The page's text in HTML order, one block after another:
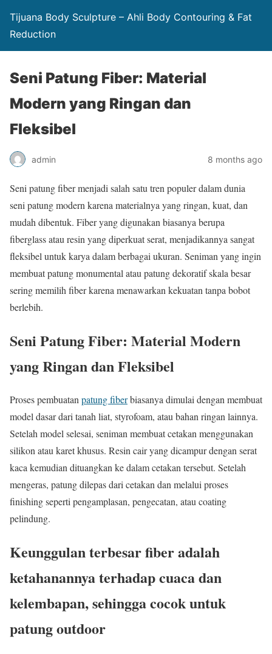
Tijuana Body Sculpture – Ahli Body Contouring & Fat
Reduction
Seni Patung Fiber: Material
Modern yang Ringan dan
Fleksibel
admin 8 months ago
Seni patung fiber menjadi salah satu tren populer dalam dunia
seni patung modern karena materialnya yang ringan, kuat, dan
mudah dibentuk. Fiber yang digunakan biasanya berupa
fiberglass atau resin yang diperkuat serat, menjadikannya sangat
fleksibel untuk karya dalam berbagai ukuran. Seniman yang ingin
membuat patung monumental atau patung dekoratif skala besar
sering memilih fiber karena menawarkan kekuatan tanpa bobot
berlebih.
Seni Patung Fiber: Material Modern
yang Ringan dan Fleksibel
Proses pembuatan patung fiberbiasanya dimulai dengan membuat
model dasar dari tanah liat, styrofoam, atau bahan ringan lainnya.
Setelah model selesai, seniman membuat cetakan menggunakan
silikon atau karet khusus. Resin cair yang dicampur dengan serat
kaca kemudian dituangkan ke dalam cetakan tersebut. Setelah
mengeras, patung dilepas dari cetakan dan melalui proses
finishing seperti pengamplasan, pengecatan, atau coating
pelindung.
Keunggulan terbesar fiber adalah
ketahanannya terhadap cuaca dan
kelembapan, sehingga cocok untuk
patung outdoor